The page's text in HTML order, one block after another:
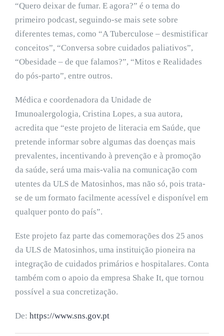
“Quero deixar de fumar. E agora?” é o tema do
primeiro podcast, seguindo-se mais sete sobre
diferentes temas, como “A Tuberculose – desmistificar
conceitos”, “Conversa sobre cuidados paliativos”,
“Obesidade – de que falamos?”, “Mitos e Realidades
do pós-parto”, entre outros.
Médica e coordenadora da Unidade de
Imunoalergologia, Cristina Lopes, a sua autora,
acredita que “este projeto de literacia em Saúde, que
pretende informar sobre algumas das doenças mais
prevalentes, incentivando à prevenção e à promoção
da saúde, será uma mais-valia na comunicação com
utentes da ULS de Matosinhos, mas não só, pois trata-
se de um formato facilmente acessível e disponível em
qualquer ponto do país”.
Este projeto faz parte das comemorações dos 25 anos
da ULS de Matosinhos, uma instituição pioneira na
integração de cuidados primários e hospitalares. Conta
também com o apoio da empresa Shake It, que tornou
possível a sua concretização.
De: https://www.sns.gov.pt